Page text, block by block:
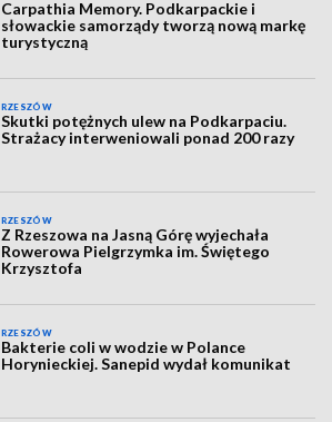
Carpathia Memory. Podkarpackie i
słowackie samorządy tworzą nową markę
turystyczną
RZESZÓW
Skutki potężnych ulew na Podkarpaciu.
Strażacy interweniowali ponad 200 razy
RZESZÓW
Z Rzeszowa na Jasną Górę wyjechała
Rowerowa Pielgrzymka im. Świętego
Krzysztofa
RZESZÓW
Bakterie coli w wodzie w Polance
Horynieckiej. Sanepid wydał komunikat